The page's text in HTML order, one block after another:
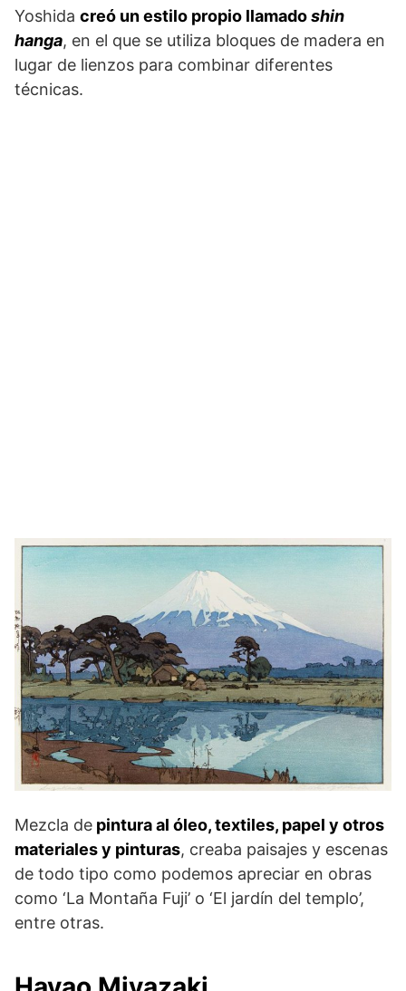
Yoshida creó un estilo propio llamadoshin
hanga, en el que se utiliza bloques de madera en
lugar de lienzos para combinar diferentes
técnicas.
Mezcla de pintura al óleo, textiles, papel y otros
materiales y pinturas, creaba paisajes y escenas
de todo tipo como podemos apreciar en obras
como ‘La Montaña Fuji’ o ‘El jardín del templo’,
entre otras.